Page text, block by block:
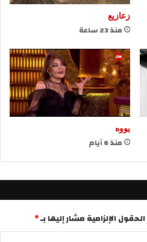
زعازيع
منذ 23 ساعة
يووه
منذ 6 أيام
الحقول الإلزامية مشار إليها بـ*